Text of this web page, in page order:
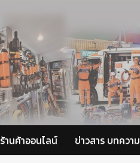
ร้านค้าออนไลน์ ข่าวสาร บทความ